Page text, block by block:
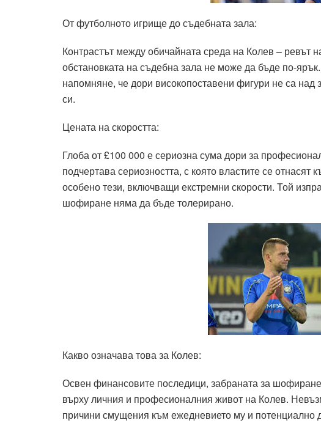
От футболното игрище до съдебната зала:
Контрастът между обичайната среда на Колев – ревът
обстановката на съдебна зала не може да бъде по-
напомняне, че дори високопоставени фигури не са над
си.
Цената на скоростта:
Глоба от £100 000 е сериозна сума дори за
подчертава сериозността, с която властите се
особено тези, включващи екстремни скорости. Той
шофиране няма да бъде толерирано.
Какво означава това за Колев:
Освен финансовите последици, забраната за
върху личния и професионалния живот на Колев.
причини смущения към ежедневието му и потенциално